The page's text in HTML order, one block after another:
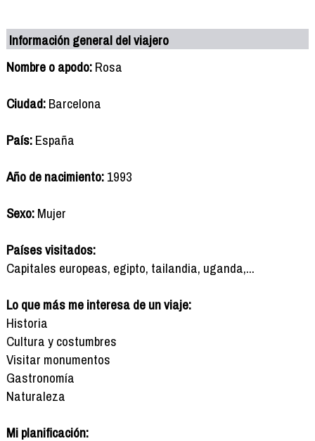
Información general del viajero
Nombre o apodo:Rosa
Ciudad:Barcelona
País:España
Año de nacimiento:1993
Sexo:Mujer
Países visitados:
Capitales europeas, egipto, tailandia, uganda,...
Lo que más me interesa de un viaje:
Historia
Cultura y costumbres
Visitar monumentos
Gastronomía
Naturaleza
Mi planificación: